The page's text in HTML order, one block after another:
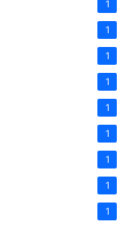
1
1
1
1
1
1
1
1
1